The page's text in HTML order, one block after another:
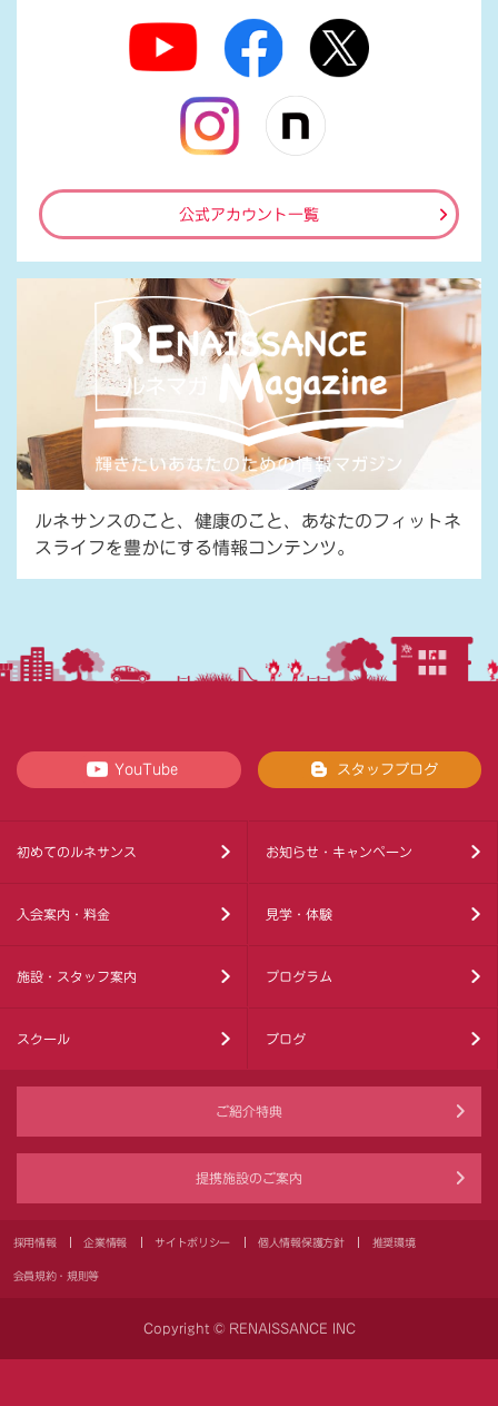
公式アカウント一覧
ルネサンスのこと、健康のこと、あなたのフィットネ
スライフを豊かにする情報コンテンツ。
YouTube スタッフブログ
初めてのルネサンス お知らせ・キャンペーン
入会案内・料金 見学・体験
施設・スタッフ案内 プログラム
スクール ブログ
ご紹介特典
提携施設のご案内
採用情報 企業情報 サイトポリシー 個人情報保護方針 推奨環境
会員規約・規則等
Copyright © RENAISSANCE INC